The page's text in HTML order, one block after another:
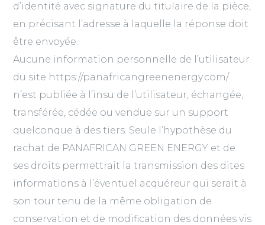
d’identité avec signature du titulaire de la pièce,
en précisant l’adresse à laquelle la réponse doit
être envoyée.
Aucune information personnelle de l’utilisateur
du site https://panafricangreenenergy.com/
n’est publiée à l’insu de l’utilisateur, échangée,
transférée, cédée ou vendue sur un support
quelconque à des tiers. Seule l’hypothèse du
rachat de PANAFRICAN GREEN ENERGY et de
ses droits permettrait la transmission des dites
informations à l’éventuel acquéreur qui serait à
son tour tenu de la même obligation de
conservation et de modification des données vis